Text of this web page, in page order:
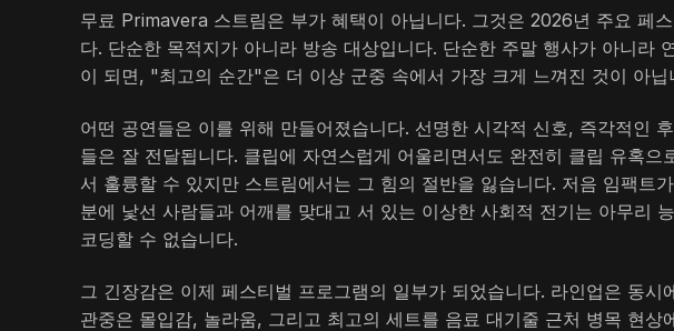
무료 Primavera 스트림은 부가 혜택이 아닙니다. 그것은 2026년 주요 페
다. 단순한 목적지가 아니라 방송 대상입니다. 단순한 주말 행사가 아니라
이 되면, "최고의 순간"은 더 이상 군중 속에서 가장 크게 느껴진 것이 아
어떤 공연들은 이를 위해 만들어졌습니다. 선명한 시각적 신호, 즉각적인
들은 잘 전달됩니다. 클립에 자연스럽게 어울리면서도 완전히 클립 유혹으
서 훌륭할 수 있지만 스트림에서는 그 힘의 절반을 잃습니다. 저음 임팩트
분에 낯선 사람들과 어깨를 맞대고 서 있는 이상한 사회적 전기는 아무리
코딩할 수 없습니다.
그 긴장감은 이제 페스티벌 프로그램의 일부가 되었습니다. 라인업은 동
관중은 몰입감, 놀라움, 그리고 최고의 세트를 음료 대기줄 근처 병목 현